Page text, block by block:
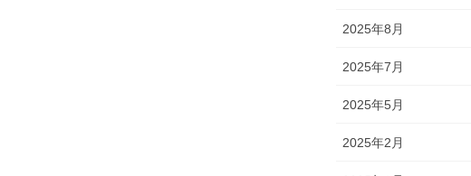
2025年8月
2025年7月
2025年5月
2025年2月